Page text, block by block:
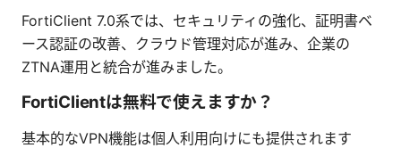
FortiClient 7.0系では、セキュリティの強化、証明書ベ
ース認証の改善、クラウド管理対応が進み、企業の
ZTNA運用と統合が進みました。
FortiClientは無料で使えますか？
基本的なVPN機能は個人利用向けにも提供されます